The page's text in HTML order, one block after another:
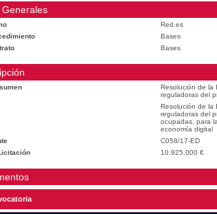
Red.es
Bases
Bases
Resolución de la
reguladoras del
Resolución de la
reguladoras del
ocupadas, para
economía digital
C058/17-ED
10.925.000 €